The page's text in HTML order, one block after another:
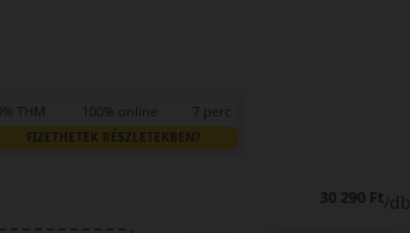
0% THM 100% online 7 perc
FIZETHETEK RÉSZLETEKBEN?
30 290 Ft/db